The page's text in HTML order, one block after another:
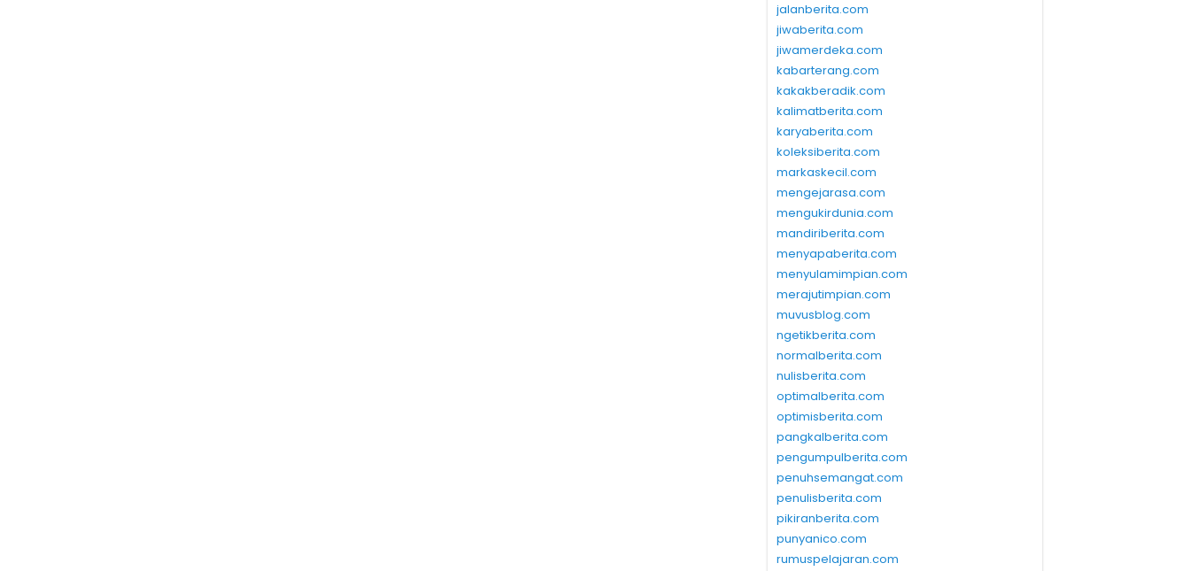
jalanberita.com
jiwaberita.com
jiwamerdeka.com
kabarterang.com
kakakberadik.com
kalimatberita.com
karyaberita.com
koleksiberita.com
markaskecil.com
mengejarasa.com
mengukirdunia.com
mandiriberita.com
menyapaberita.com
menyulamimpian.com
merajutimpian.com
muvusblog.com
ngetikberita.com
normalberita.com
nulisberita.com
optimalberita.com
optimisberita.com
pangkalberita.com
pengumpulberita.com
penuhsemangat.com
penulisberita.com
pikiranberita.com
punyanico.com
rumuspelajaran.com